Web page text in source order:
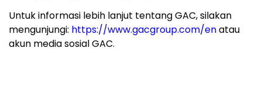
Untuk informasi lebih lanjut tentang GAC, silakan
mengunjungi: https://www.gacgroup.com/enatau
akun media sosial GAC.